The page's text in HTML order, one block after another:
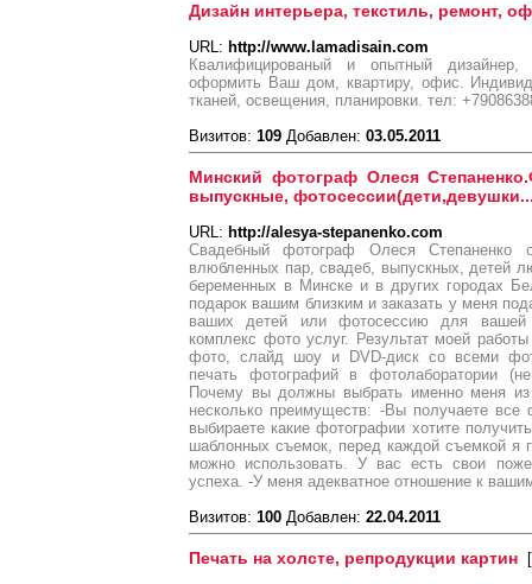
Дизайн интерьера, текстиль, ремонт,
URL: http://www.lamadisain.com
Квалифицированый и опытный
оформить Ваш дом, квартиру, офис.
тканей, освещения, планировки. тел:
Визитов: 109 Добавлен: 03.05.2011
Минский фотограф Олеся
выпускные,
URL: http://alesya-stepanenko.com
Свадебный фотограф Олеся Степаненко
влюбленных пар, свадеб, выпускных, детей
беременных в Минске и в других городах
подарок вашим близким и заказать у меня
ваших детей или фотосессию для
комплекс фото услуг. Результат моей
фото, слайд шоу и DVD-диск со всеми
печать фотографий в фотолаборатории
Почему вы должны выбрать именно меня
несколько преимуществ: -Вы получаете
выбираете какие фотографии хотите
шаблонных съемок, перед каждой съемкой я
можно использовать. У вас есть свои
успеха. -У меня адекватное отношение к
Визитов: 100 Добавлен: 22.04.2011
Печать на холсте, репродукции картин [